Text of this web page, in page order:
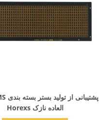
العاده نازک Horexs